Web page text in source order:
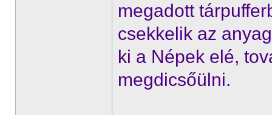
megadott
csekkelik az
ki a Népek elé,
megdicsőülni.